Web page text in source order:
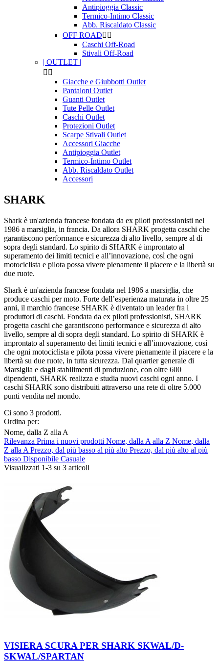
Antipioggia Classic
Termico-Intimo Classic
Abb. Riscaldato Classic
OFF ROAD 
Caschi Off-Road
Stivali Off-Road
| OUTLET |
 
Giacche e Giubbotti Outlet
Pantaloni Outlet
Guanti Outlet
Tute Pelle Outlet
Caschi Outlet
Protezioni Outlet
Scarpe Stivali Outlet
Accessori Giacche
Antipioggia Outlet
Termico-Intimo Outlet
Abb. Riscaldato Outlet
Accessori
SHARK
Shark è un'azienda francese fondata da ex piloti professionisti nel
1986 a marsiglia, in francia. Da allora SHARK progetta caschi che
garantiscono performance e sicurezza di alto livello, sempre al di
sopra degli standard. Lo spirito di SHARK è improntato al
superamento dei limiti tecnici e all’innovazione, così che ogni
motociclista e pilota possa vivere pienamente il piacere e la libertà su
due ruote.
Shark è un'azienda francese fondata nel 1986 a marsiglia, che
produce caschi per moto. Forte dell’esperienza maturata in oltre 25
anni, il marchio francese SHARK è diventato un leader fra i
produttori di caschi. Fondata da ex piloti professionisti, SHARK
progetta caschi che garantiscono performance e sicurezza di alto
livello, sempre al di sopra degli standard. Lo spirito di SHARK è
improntato al superamento dei limiti tecnici e all’innovazione, così
che ogni motociclista e pilota possa vivere pienamente il piacere e la
libertà su due ruote, in tutta sicurezza. Dal quartier generale di
Marsiglia e dagli stabilimenti di produzione, con oltre 600
dipendenti, SHARK realizza e studia nuovi caschi ogni anno. I
caschi SHARK sono distribuiti attraverso una rete di oltre 5.000
punti vendita nel mondo.
Ci sono 3 prodotti.
Ordina per:
Nome, dalla Z alla A
Rilevanza Prima i nuovi prodotti Nome, dalla A alla Z Nome, dalla
Z alla A Prezzo, dal più basso al più alto Prezzo, dal più alto al più
basso Disponibile Casuale
Visualizzati 1-3 su 3 articoli
VISIERA SCURA PER SHARK SKWAL/D-
SKWAL/SPARTAN